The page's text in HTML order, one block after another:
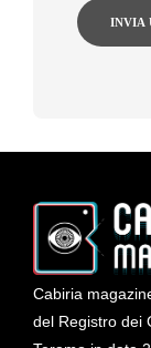
Cabiria
del Registro dei